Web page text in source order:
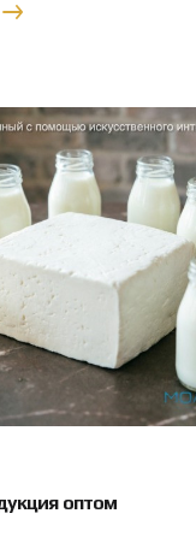
оптом